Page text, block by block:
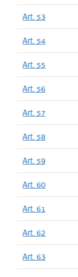
Art. 53
Art. 54
Art. 55
Art. 56
Art. 57
Art. 58
Art. 59
Art. 60
Art. 61
Art. 62
Art. 63